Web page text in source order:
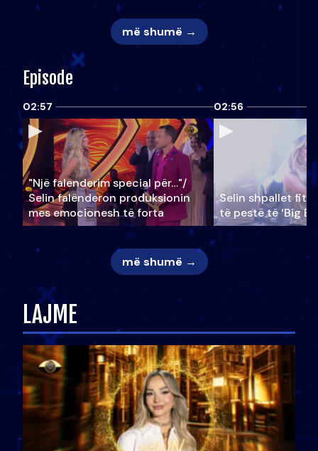
më shumë →
Episode
02:57
"Një falenderim special për…"/
Selin falënderon produksionin
mes emocionesh të forta
02:56
Selin shpallet
të pestë të ‘Big
më shumë →
LAJME